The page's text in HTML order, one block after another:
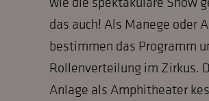
das auch! Als Manege oder
bestimmen das Programm
Rollenverteilung im Zirkus.
Anlage als Amphitheater